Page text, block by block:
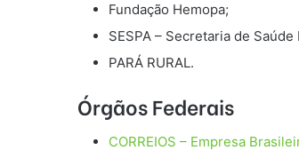
Fundação Hemopa;
SESPA – Secretaria de
PARÁ RURAL.
Órgãos Federais
CORREIOS – Empresa